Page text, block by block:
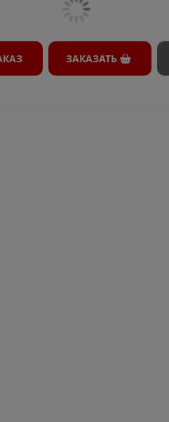
ЗАКАЗАТЬ